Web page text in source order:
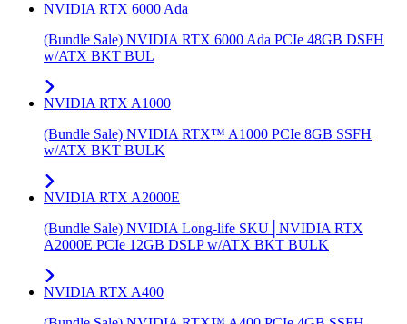
NVIDIA RTX 6000 Ada
(Bundle Sale) NVIDIA RTX 6000 Ada PCIe 48GB DSFH
w/ATX BKT BUL
NVIDIA RTX A1000
(Bundle Sale) NVIDIA RTX™ A1000 PCIe 8GB SSFH
w/ATX BKT BULK
NVIDIA RTX A2000E
(Bundle Sale) NVIDIA Long-life SKU│NVIDIA RTX
A2000E PCIe 12GB DSLP w/ATX BKT BULK
NVIDIA RTX A400